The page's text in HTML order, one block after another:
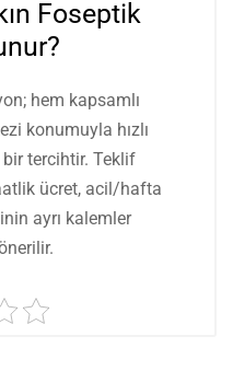
Foseptik
hem kapsamlı
konumuyla hızlı
tercihtir. Teklif
ücret, acil/hafta
ayrı kalemler